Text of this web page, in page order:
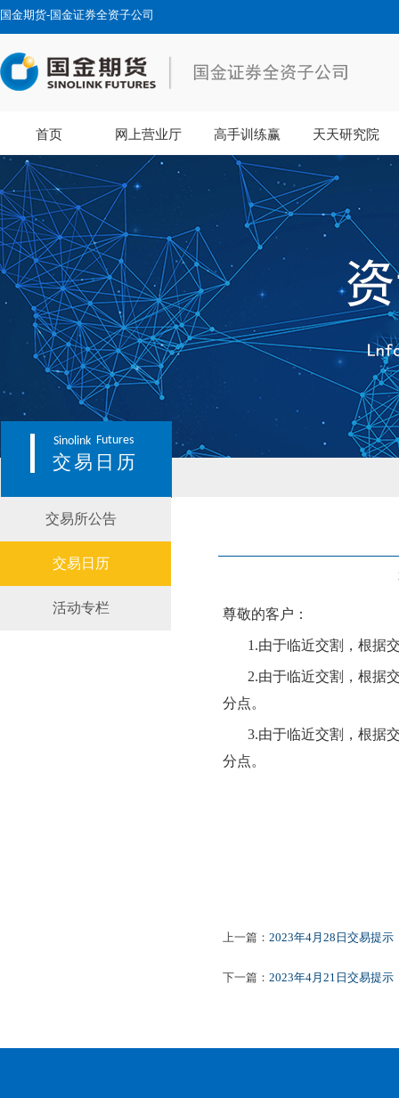
国金期货-国金证券全资子公司
首页 网上营业厅 高手训练赢 天天研究院
Sinolink Futures
交易日历
交易所公告
交易日历
活动专栏 尊敬的客户：
1.由于临近交割，根据
2.由于临近交割，根据
分点。
3.由于临近交割，根据
分点。
上一篇： 2023年4月28日交易提示
下一篇： 2023年4月21日交易提示